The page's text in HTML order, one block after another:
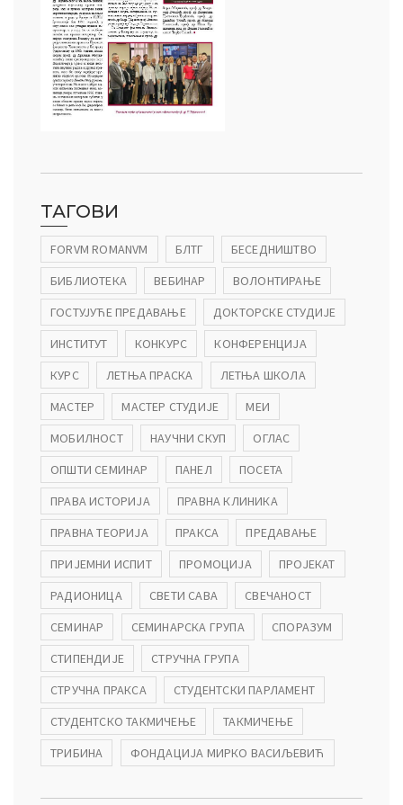
ТАГОВИ
FORVM ROMANVM БЛТГ
БЕСЕДНИШТВО
БИБЛИОТЕКА
ВЕБИНАР
ВОЛОНТИРАЊЕ
ГОСТУЈУЋЕ ПРЕДАВАЊЕ
ДОКТОРСКЕ СТУДИЈЕ
ИНСТИТУТ
КОНКУРС
КОНФЕРЕНЦИЈА
КУРС
ЛЕТЊА ПРАСКА
ЛЕТЊА ШКОЛА
МАСТЕР
МАСТЕР СТУДИЈЕ
МЕИ
МОБИЛНОСТ
НАУЧНИ СКУП
ОГЛАС
ОПШТИ СЕМИНАР
ПАНЕЛ
ПОСЕТА
ПРАВА ИСТОРИЈА
ПРАВНА КЛИНИКА
ПРАВНА ТЕОРИЈА
ПРАКСА
ПРЕДАВАЊЕ
ПРИЈЕМНИ ИСПИТ
ПРОМОЦИЈА
ПРОЈЕКАТ
РАДИОНИЦА
СВЕТИ САВА
СВЕЧАНОСТ
СЕМИНАР
СЕМИНАРСКА ГРУПА
СПОРАЗУМ
СТИПЕНДИЈЕ
СТРУЧНА ГРУПА
СТРУЧНА ПРАКСА
СТУДЕНТСКИ ПАРЛАМЕНТ
СТУДЕНТСКО ТАКМИЧЕЊЕ
ТАКМИЧЕЊЕ
ТРИБИНА
ФОНДАЦИЈА МИРКО ВАСИЉЕВИЋ